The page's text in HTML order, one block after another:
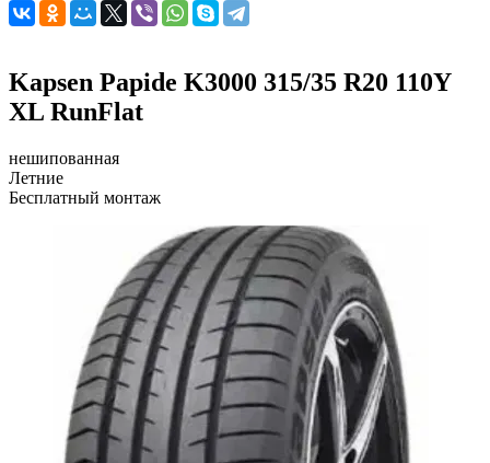
Kapsen Papide K3000 315/35 R20 110Y
XL RunFlat
нешипованная
Летние
Бесплатный монтаж